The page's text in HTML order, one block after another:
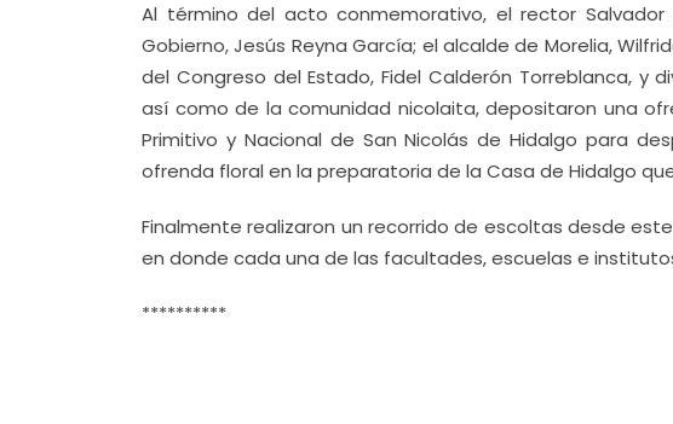
Al término del acto conmemorativo, el rector
Gobierno, Jesús Reyna García; el alcalde de Morelia,
del Congreso del Estado, Fidel Calderón Torreblanca, y
así como de la comunidad nicolaita, depositaron una
Primitivo y Nacional de San Nicolás de Hidalgo para
ofrenda floral en la preparatoria de la Casa de Hidalgo
Finalmente realizaron un recorrido de escoltas desde
en donde cada una de las facultades, escuelas e
**********